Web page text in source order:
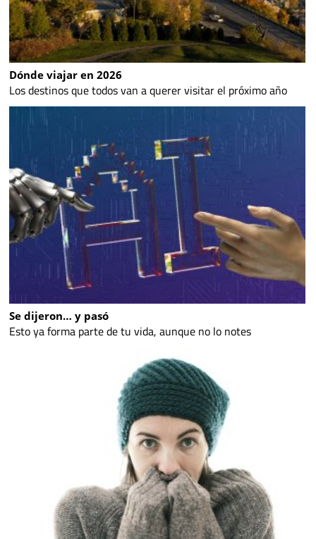
Dónde viajar en 2026
Los destinos que todos van a querer visitar el próximo año
Se dijeron… y pasó
Esto ya forma parte de tu vida, aunque no lo notes